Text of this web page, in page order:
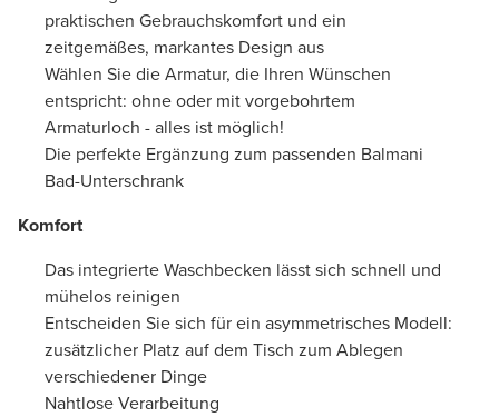
praktischen Gebrauchskomfort und ein
zeitgemäßes, markantes Design aus
Wählen Sie die Armatur, die Ihren Wünschen
entspricht: ohne oder mit vorgebohrtem
Armaturloch - alles ist möglich!
Die perfekte Ergänzung zum passenden Balmani
Bad-Unterschrank
Komfort
Das integrierte Waschbecken lässt sich schnell und
mühelos reinigen
Entscheiden Sie sich für ein asymmetrisches Modell:
zusätzlicher Platz auf dem Tisch zum Ablegen
verschiedener Dinge
Nahtlose Verarbeitung